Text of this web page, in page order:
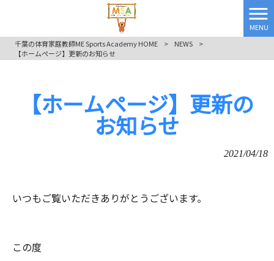
MENU
千葉の体育家庭教師ME Sports Academy HOME
> NEWS
>
【ホームページ】更新のお知らせ
【ホームページ】更新の
お知らせ
2021/04/18
いつもご覧いただきありがとうございます。
この度